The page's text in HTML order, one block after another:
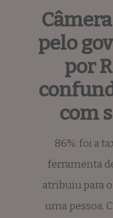
pelo
por
com
86%: foi a
ferramenta
atribuiu para
uma pessoa.